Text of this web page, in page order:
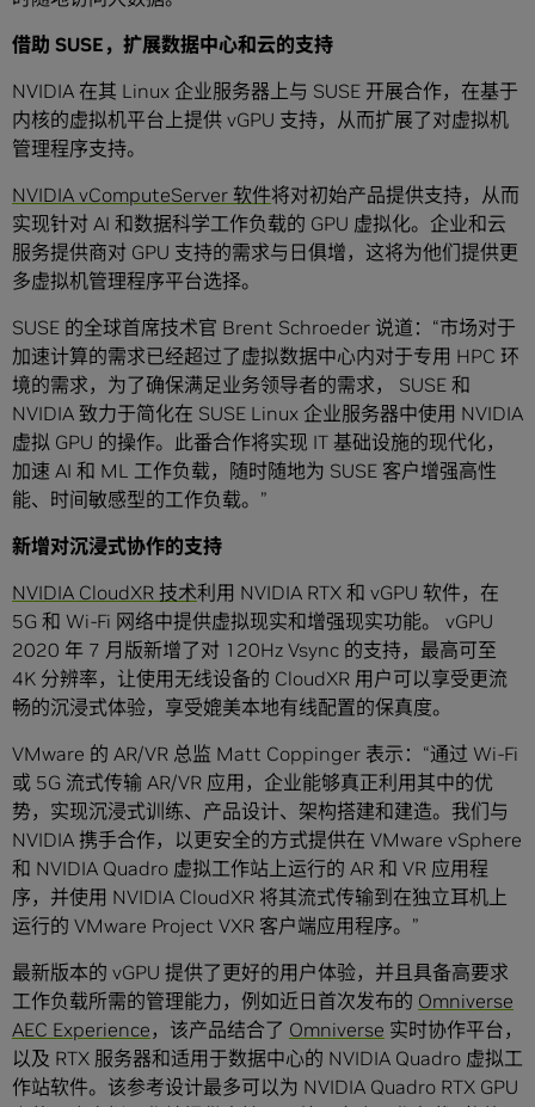
借助 SUSE ，扩展数据中心和云的支持
NVIDIA 在其 Linux 企业服务器上与 SUSE 开展合作，在基于
内核的虚拟机平台上提供 vGPU 支持，从而扩展了对虚拟机
管理程序支持。
NVIDIA vComputeServer 软件将对初始产品提供支持，从而
实现针对 AI 和数据科学工作负载的 GPU 虚拟化。企业和云
服务提供商对 GPU 支持的需求与日俱增，这将为他们提供更
多虚拟机管理程序平台选择。
SUSE 的全球首席技术官 Brent Schroeder 说道：“市场对于
加速计算的需求已经超过了虚拟数据中心内对于专用 HPC 环
境的需求，为了确保满足业务领导者的需求， SUSE 和
NVIDIA 致力于简化在 SUSE Linux 企业服务器中使用 NVIDIA
虚拟 GPU 的操作。此番合作将实现 IT 基础设施的现代化，
加速 AI 和 ML 工作负载，随时随地为 SUSE 客户增强高性
能、时间敏感型的工作负载。”
新增对沉浸式协作的支持
NVIDIA CloudXR 技术利用 NVIDIA RTX 和 vGPU 软件，在
5G 和 Wi-Fi 网络中提供虚拟现实和增强现实功能。 vGPU
2020 年 7 月版新增了对 120Hz Vsync 的支持，最高可至
4K 分辨率，让使用无线设备的 CloudXR 用户可以享受更流
畅的沉浸式体验，享受媲美本地有线配置的保真度。
VMware 的 AR/VR 总监 Matt Coppinger 表示：“通过 Wi-Fi
或 5G 流式传输 AR/VR 应用，企业能够真正利用其中的优
势，实现沉浸式训练、产品设计、架构搭建和建造。我们与
NVIDIA 携手合作，以更安全的方式提供在 VMware vSphere
和 NVIDIA Quadro 虚拟工作站上运行的 AR 和 VR 应用程
序，并使用 NVIDIA CloudXR 将其流式传输到在独立耳机上
运行的 VMware Project VXR 客户端应用程序。”
最新版本的 vGPU 提供了更好的用户体验，并且具备高要求
工作负载所需的管理能力，例如近日首次发布的 Omniverse
AEC Experience，该产品结合了 Omniverse 实时协作平台，
以及 RTX 服务器和适用于数据中心的 NVIDIA Quadro 虚拟工
作站软件。该参考设计最多可以为 NVIDIA Quadro RTX GPU